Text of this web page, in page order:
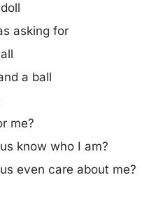
asking for
a ball
me?
know who I am?
even care about me?